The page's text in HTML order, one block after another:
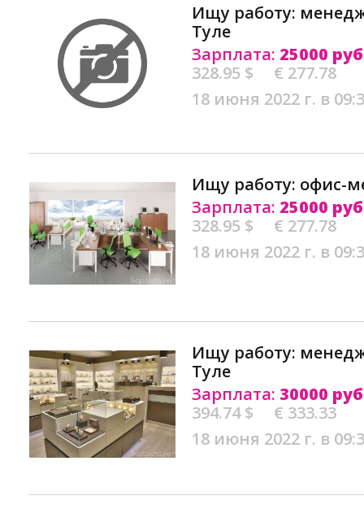
Ищу работу:
Туле
Зарплата: 25000
328.95 $
€ 277.78
18 июня 2022 г. в
Ищу работу: офис-
Зарплата: 25000
328.95 $
€ 277.78
18 июня 2022 г. в
Ищу работу:
Туле
Зарплата: 30000
394.74 $
€ 333.33
18 июня 2022 г. в